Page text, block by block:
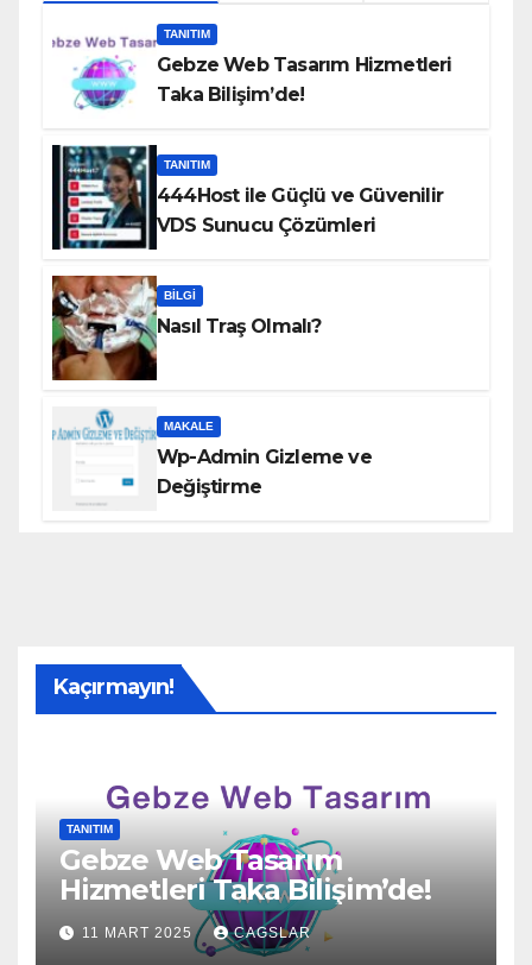
TANITIM
Gebze Web Tasarım Hizmetleri
Taka Bilişim’de!
TANITIM
444Host ile Güçlü ve Güvenilir
VDS Sunucu Çözümleri
BILGI
Nasıl Traş Olmalı?
MAKALE
Wp-Admin Gizleme ve
Değiştirme
Kaçırmayın!
TANITIM
Gebze Web Tasarım
Hizmetleri Taka Bilişim’de!
11 MART 2025 CAGSLAR